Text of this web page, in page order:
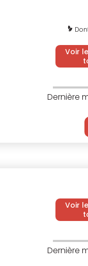
Voir
Dernière
Voir
Dernière